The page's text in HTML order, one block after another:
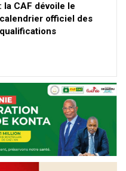
: la CAF dévoile le
calendrier officiel des
qualifications